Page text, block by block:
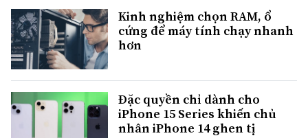
Kinh nghiệm chọn RAM, ổ
cứng để máy tính chạy nhanh
hơn
Đặc quyền chỉ dành cho
iPhone 15 Series khiến chủ
nhân iPhone 14 ghen tị